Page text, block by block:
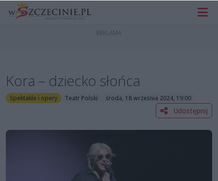
Kora – dziecko słońca
Spektakle i opery Teatr Polski środa, 18 września 2024, 19:00
Udostępnij